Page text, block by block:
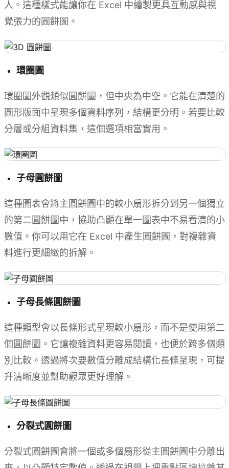
人。這種樣式能讓你在 Excel 中繪製更具互動感與視
覺張力的圓餅圖。
環圈圖
環圈圖外觀類似圓餅圖，但中央為中空。它能在清楚的
圓形版面中呈現多個資料序列，結構更分明。若要比較
分層或分組資料集，這個選項相當實用。
子母圓餅圖
這種圖表會將主圓餅圖中的較小扇形拆分到另一個獨立
的第二圓餅圖中，協助凸顯在單一圖表中不易看清的小
數值。你可以用它在 Excel 中產生圓餅圖，對複雜資
料進行更細緻的拆解。
子母長條圓餅圖
這種類型會以長條形式呈現較小扇形，而不是使用第二
個圓餅圖。它讓複雜資料更容易閱讀，也便於跨多個類
別比較。透過將次要數值分離成結構化長條呈現，可提
升清晰度並幫助觀眾更好理解。
分裂式圓餅圖
分裂式圓餅圖會將一個或多個扇形從主圓餅圖中分離出